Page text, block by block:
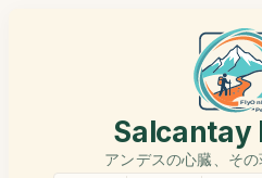
Salcantay
アンデスの心臓、その